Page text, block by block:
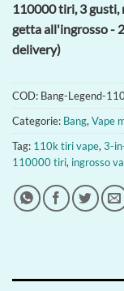
110000 tiri, 3 gusti,
getta all'ingrosso -
delivery)
COD: Bang-Legend-
Categorie: Bang, Vape
Tag: 110k tiri vape, 3-
110000 tiri, ingrosso